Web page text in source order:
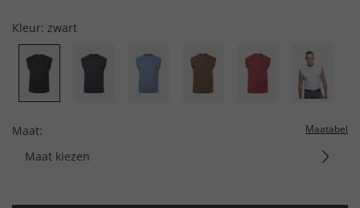
Kleur: zwart
Maat: Maatabel
Maat kiezen